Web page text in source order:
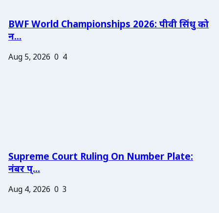
BWF World Championships 2026: पीवी सिंधु को
न...
Aug 5, 2026 0 4
Supreme Court Ruling On Number Plate:
नंबर प्...
Aug 4, 2026 0 3